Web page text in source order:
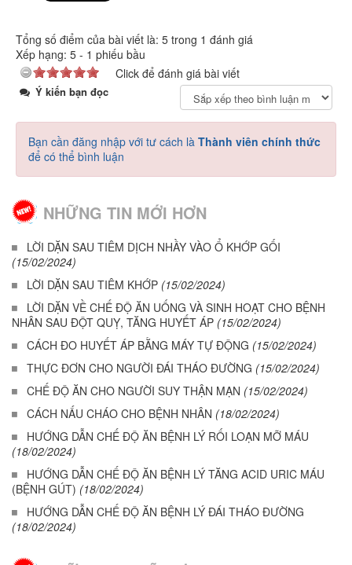
Tổng số điểm của bài viết là: 5 trong 1 đánh giá
Xếp hạng: 5 - 1 phiếu bầu
Click để đánh giá bài viết
Ý kiến bạn đọc
Bạn cần đăng nhập với tư cách là Thành viên chính thức
để có thể bình luận
NHỮNG TIN MỚI HƠN
LỜI DẶN SAU TIÊM DỊCH NHẦY VÀO Ổ KHỚP GỐI
(15/02/2024)
LỜI DẶN SAU TIÊM KHỚP (15/02/2024)
LỜI DẶN VỀ CHẾ ĐỘ ĂN UỐNG VÀ SINH HOẠT CHO BỆNH
NHÂN SAU ĐỘT QUỴ, TĂNG HUYẾT ÁP (15/02/2024)
CÁCH ĐO HUYẾT ÁP BẰNG MÁY TỰ ĐỘNG (15/02/2024)
THỰC ĐƠN CHO NGƯỜI ĐÁI THÁO ĐƯỜNG (15/02/2024)
CHẾ ĐỘ ĂN CHO NGƯỜI SUY THẬN MẠN (15/02/2024)
CÁCH NẤU CHÁO CHO BỆNH NHÂN (18/02/2024)
HƯỚNG DẪN CHẾ ĐỘ ĂN BỆNH LÝ RỐI LOẠN MỠ MÁU
(18/02/2024)
HƯỚNG DẪN CHẾ ĐỘ ĂN BỆNH LÝ TĂNG ACID URIC MÁU
(BỆNH GÚT) (18/02/2024)
HƯỚNG DẪN CHẾ ĐỘ ĂN BỆNH LÝ ĐÁI THÁO ĐƯỜNG
(18/02/2024)